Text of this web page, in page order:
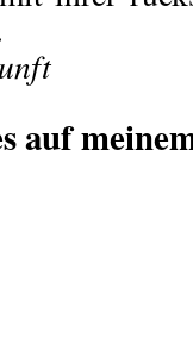
Corona-
und